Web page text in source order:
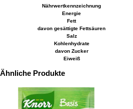
Nährwertkennzeichnung
Energie
Fett
davon gesättigte Fettsäuren
Salz
Kohlenhydrate
davon Zucker
Eiweiß
Ähnliche Produkte